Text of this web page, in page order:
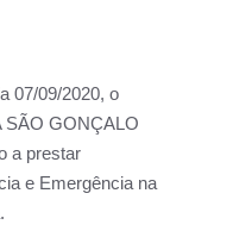
07/09/2020, o
SÃO GONÇALO
a prestar
e Emergência na